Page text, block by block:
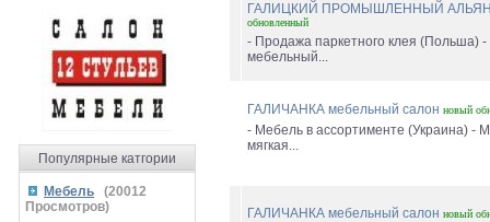
Популярные катгории
Мебель (20012
Просмотров)
ГАЛИЦКИЙ ПРОМЫШЛЕННЫЙ
обновленный
- Продажа паркетного клея (Польша) -
мебельный...
ГАЛИЧАНКА мебельный салон новый
- Мебель в ассортименте (Украина) -
мягкая...
ГАЛИЧАНКА мебельный салон новый